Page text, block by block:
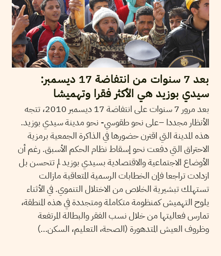
بعد 7 سنوات من انتفاضة 17 ديسمبر:
سيدي بوزيد هي الأكثر فقرا وتهميشا
بعد مرور 7 سنوات على انتفاضة 17 ديسمبر 2010، تتجه
الأنظار مجددا –على نحو طقوسي- نحو مدينة سيدي بوزيد.
هذه المدينة التي اقترن حضورها في الذاكرة الجمعية برمزية
الاحتراق التي دفعت نحو إسقاط نظام الحكم الأسبق. رغم أن
الأوضاع الاجتماعية والاقتصادية بسيدي بوزيد لم تتحسن بل
ازدادت تراجعا فإن الخطابات الرسمية المتعاقبة مازالت
تستهلك تبشيرية الخلاص من الاختلال التنموي. في الأثناء
يلوح التهميش كمنظومة متكاملة ومتجددة في هذه المنطقة،
تمارس فعاليتها من خلال نسب الفقر والبطالة المرتفعة
وظروف العيش المتدهورة (الصحة، التعليم، السكن…)